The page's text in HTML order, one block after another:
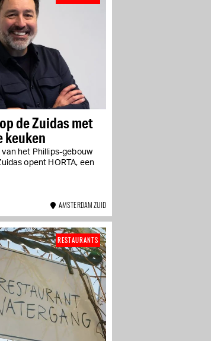
de Zuidas met
keuken
het Phillips-gebouw
opent HORTA, een
AMSTERDAM ZUID
RESTAURANTS